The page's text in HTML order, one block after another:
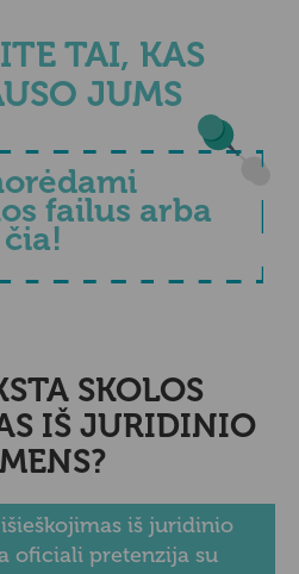
TAI, KAS
JUMS
failus arba
SKOLOS
IŠ JURIDINIO
iš juridinio
oficiali pretenzija su